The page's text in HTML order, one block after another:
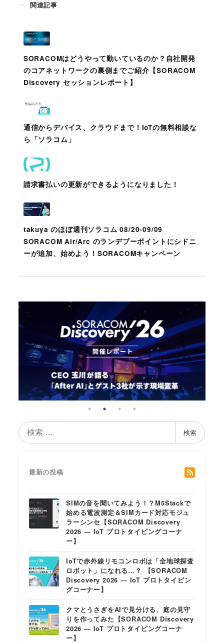
関連記事
SORACOMはどうやって動いているのか？自社開発
のコアネットワークの裏側までご紹介【SORACOM
Discovery セッションレポート】
通信からデバイス、クラウドまで！IoTの無料相談な
ら「ソラコム」
請求書払いの更新ができるようになりました！
takuya のほぼ週刊ソラコム 08/20-09/09
SORACOM Air/Arc のランデブーポイントにシドニ
ーが追加、始めよう！SORACOMキャンペーン
検
索
検索
最新の投稿
SIMの音を聞いてみよう！？M5Stackで
始める電波測定＆SIMカード対応モジュ
ラーシンセ【SORACOM Discovery
2026 ― IoT プロトタイピングコーナ
ー】
IoTで赤外線リモコンロボは「全地球探査
ロボット」になれる…？ 【SORACOM
Discovery 2026 ― IoT プロトタイピン
グコーナー】
クマとうさぎをAIで見分ける、庭の見守
りを作ってみた【SORACOM Discovery
2026 ― IoT プロトタイピングコーナ
ー】